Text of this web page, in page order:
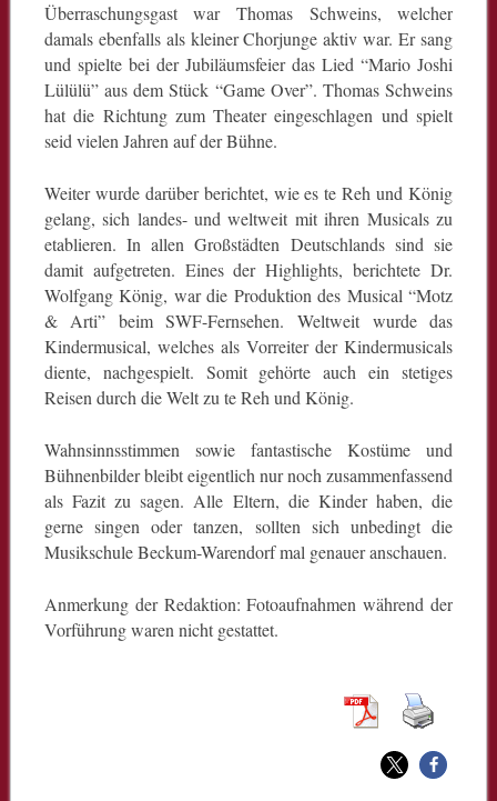
Überraschungsgast war Thomas Schweins, welcher
damals ebenfalls als kleiner Chorjunge aktiv war. Er sang
und spielte bei der Jubiläumsfeier das Lied “Mario Joshi
Lülülü” aus dem Stück “Game Over”. Thomas Schweins
hat die Richtung zum Theater eingeschlagen und spielt
seid vielen Jahren auf der Bühne.
Weiter wurde darüber berichtet, wie es te Reh und König
gelang, sich landes- und weltweit mit ihren Musicals zu
etablieren. In allen Großstädten Deutschlands sind sie
damit aufgetreten. Eines der Highlights, berichtete Dr.
Wolfgang König, war die Produktion des Musical “Motz
& Arti” beim SWF-Fernsehen. Weltweit wurde das
Kindermusical, welches als Vorreiter der Kindermusicals
diente, nachgespielt. Somit gehörte auch ein stetiges
Reisen durch die Welt zu te Reh und König.
Wahnsinnsstimmen sowie fantastische Kostüme und
Bühnenbilder bleibt eigentlich nur noch zusammenfassend
als Fazit zu sagen. Alle Eltern, die Kinder haben, die
gerne singen oder tanzen, sollten sich unbedingt die
Musikschule Beckum-Warendorf mal genauer anschauen.
Anmerkung der Redaktion: Fotoaufnahmen während der
Vorführung waren nicht gestattet.